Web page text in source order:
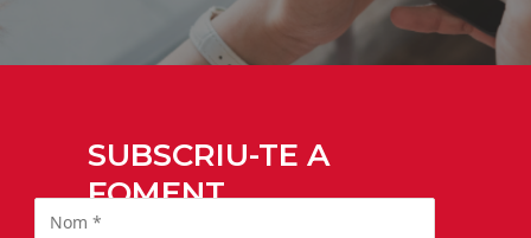
SUBSCRIU-TE A
FOMENT